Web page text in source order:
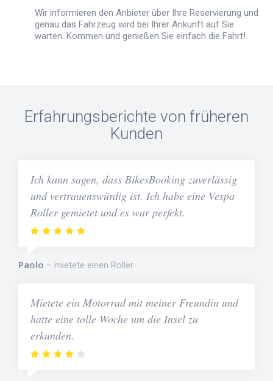
Wir informieren den Anbieter über Ihre Reservierung und
genau das Fahrzeug wird bei Ihrer Ankunft auf Sie
warten. Kommen und genießen Sie einfach die Fahrt!
Erfahrungsberichte von früheren
Kunden
Ich kann sagen, dass BikesBooking zuverlässig
und vertrauenswürdig ist. Ich habe eine Vespa
Roller gemietet und es war perfekt.
Paolo mietete einen Roller
Mietete ein Motorrad mit meiner Freundin und
hatte eine tolle Woche um die Insel zu
erkunden.